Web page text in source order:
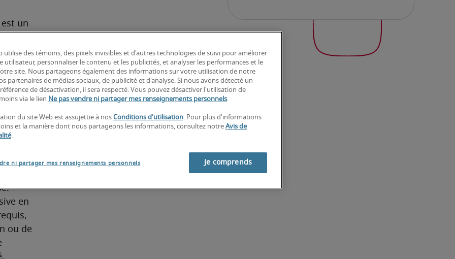
un
à ce
des
en
ou de
utilise des témoins, des pixels invisibles et d'autres technologies de suivi pour améliorer
utilisateur, personnaliser le contenu et les publicités, et analyser les performances et le
site. Nous partageons également des informations sur votre utilisation de notre
partenaires de médias sociaux, de publicité et d'analyse. Si nous avons détecté un
de désactivation, il sera respecté. Vous pouvez désactiver l'utilisation de
via le lien Ne pas vendre ni partager mes renseignements personnels.
du site Web est assujettie à nos Conditions d'utilisation. Pour plus d'informations
et la manière dont nous partageons les informations, consultez notre Avis de
.
ni partager mes renseignements personnels Je comprends